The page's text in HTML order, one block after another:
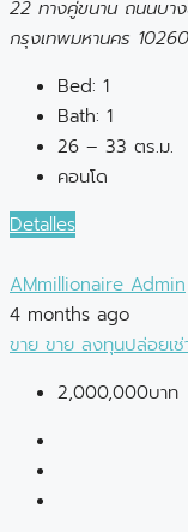
22 ทางคู่ขนาน ถนนบา
กรุงเทพมหานคร 10260
Bed: 1
Bath: 1
26 – 33 ตร.ม.
คอนโด
Detalles
AMmillionaire Admin
4 months ago
ขาย ขาย ลงทุนปล่อยเช่
2,000,000บาท